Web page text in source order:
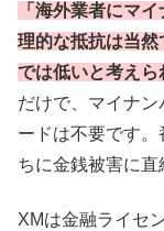
「海外業者にマ
理的な抵抗は当
では低いと考えら
だけで、マイナ
ードは不要です
ちに金銭被害に直
XMは金融ライセ